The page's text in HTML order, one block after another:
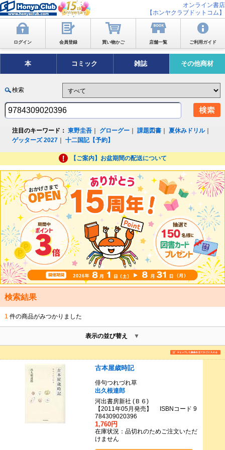
オンライン書店
【ホンヤクラブドットコム】
ログイン 会員登録 買い物かご 店舗一覧 ご利用ガイド
本 コミック 雑誌 その他商材
検索
注目のキーワード： 東野圭吾 グローグー ｜課題図書 ｜夏休みドリル｜
ゲッターズ 2027 ｜十二国記【予約】
【ご案内】お盆期間の配送について
検索結果
1 件の商品がみつかりました
表示の並び替え
古本屋歳時記
俳句つれづれ草
出久根達郎
河出書房新社 (Ｂ６)
【2011年05月発売】 ISBNコード 9
784309020396
1,760円
在庫状況：品切れのためご注文いただ
けません